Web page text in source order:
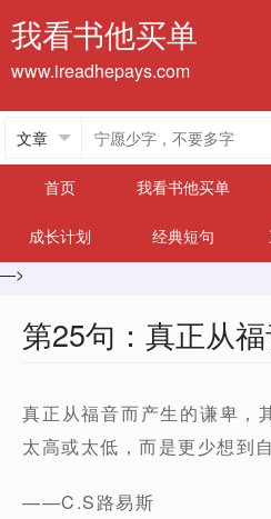
我看书他买单
www.ireadhepays.com
首页
我看书他买单
成长计划 经典短句
—>
第25句：真正从
真正从福音而产生的谦卑，
太高或太低，而是更少想到自
——C.S路易斯